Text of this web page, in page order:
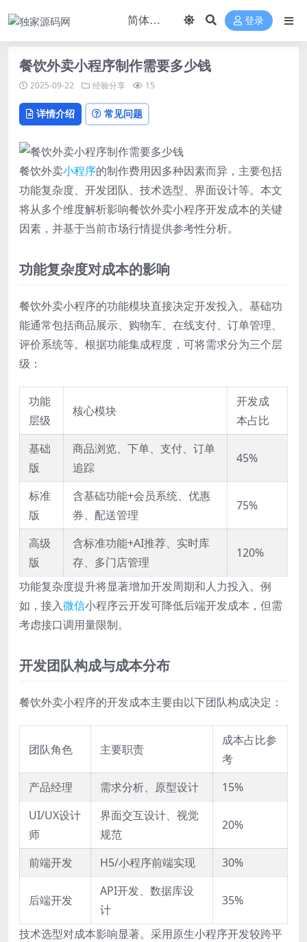
登录
餐饮外卖小程序制作需要多少钱
2025-09-22 经验分享 15
详情介绍 常见问题
餐饮外卖小程序的制作费用因多种因素而异，主要包括
功能复杂度、开发团队、技术选型、界面设计等。本文
将从多个维度解析影响餐饮外卖小程序开发成本的关键
因素，并基于当前市场行情提供参考性分析。
功能复杂度对成本的影响
餐饮外卖小程序的功能模块直接决定开发投入。基础功
能通常包括商品展示、购物车、在线支付、订单管理、
评价系统等。根据功能集成程度，可将需求分为三个层
级：
功能
层级
核心模块
开发成
本占比
基础
版
商品浏览、下单、支付、订单
追踪
45%
标准
版
含基础功能+会员系统、优惠
券、配送管理
75%
高级
版
含标准功能+AI推荐、实时库
存、多门店管理
120%
功能复杂度提升将显著增加开发周期和人力投入。例
如，接入微信小程序云开发可降低后端开发成本，但需
考虑接口调用量限制。
开发团队构成与成本分布
餐饮外卖小程序的开发成本主要由以下团队构成决定：
团队角色 主要职责
成本占比参
考
产品经理
需求分析、原型设计
15%
UI/UX设计
师
界面交互设计、视觉
规范
20%
前端开发 H5/小程序前端实现 30%
后端开发
API开发、数据库设
计
35%
技术选型对成本影响显著。采用原生小程序开发较跨平